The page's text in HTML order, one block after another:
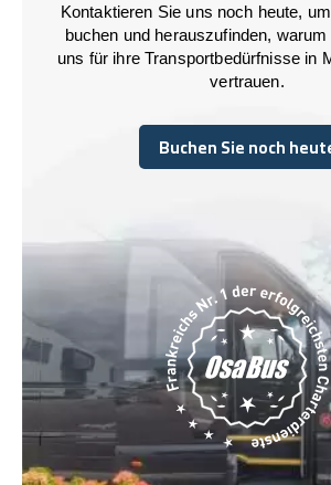
Kontaktieren Sie uns noch heute,
buchen und herauszufinden, warum
uns für ihre Transportbedürfnisse in
vertrauen.
Buchen Sie noch
Buchen Sie noch